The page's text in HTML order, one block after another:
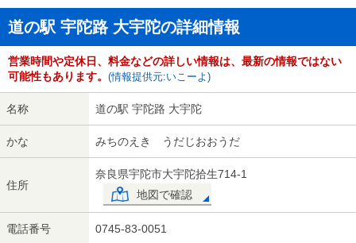
道の駅 宇陀路 大宇陀の詳細情報
営業時間や定休日、料金などの詳しい情報は、最新の情報ではない
可能性もあります。 (情報提供元:いこーよ)
名称 道の駅 宇陀路 大宇陀
かな みちのえき うだじおおうだ
住所
奈良県宇陀市大宇陀拾生714-1
地図で確認
電話番号 0745-83-0051